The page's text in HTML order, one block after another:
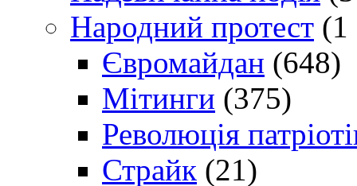
Народний протест (1
Євромайдан (648)
Мітинги (375)
Революція
Страйк (21)